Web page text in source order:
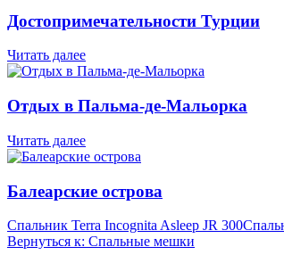
Достопримечательности Турции
Читать далее
Отдых в Пальма-де-Мальорка
Читать далее
Балеарские острова
Спальник Terra Incognita Asleep JR 300
Вернуться к: Спальные мешки